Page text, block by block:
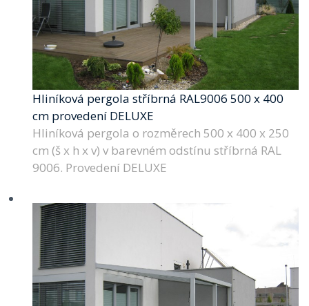
Hliníková pergola stříbrná RAL9006 500 x 400
cm provedení DELUXE
Hliníková pergola o rozměrech 500 x 400 x 250
cm (š x h x v) v barevném odstínu stříbrná RAL
9006. Provedení DELUXE